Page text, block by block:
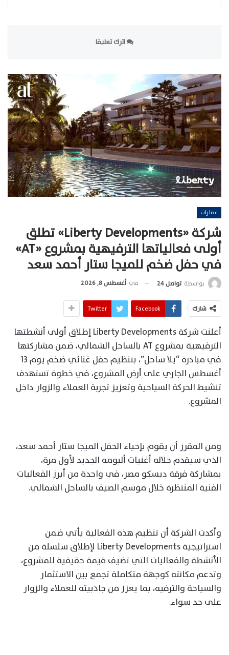
اترك تعليقا
عقارات
شركة «Liberty Developments» تطلق
أولى فعالياتها الترفيهية بمشروع «AT»
في حفل ضخم للميجا ستار أحمد سعد
بواسطة تواصل 24 في أغسطس 8, 2026
شارك Facebook
Twitter
أعلنت شركة Liberty Developments إطلاق أولى أنشطتها
الترفيهية بمشروع AT بالساحل الشمالي، ضمن مشاركتها
في مبادرة “يلا ساحل”، بتنظيم حفل غنائي ضخم يوم 13
أغسطس الجاري على أرض المشروع، في خطوة تستهدف
تنشيط الحركة السياحية وتعزيز تجربة العملاء والزوار داخل
المشروع.
ومن المقرر أن يقوم بإحياء الحفل الميجا ستار أحمد سعد،
الذي سيقدم خلاله أغنيات ألبومه الجديد لأول مرة،
بمشاركة فرقة ديسكو مصر، في واحدة من أبرز الفعاليات
الفنية المنتظرة خلال موسم الصيف بالساحل الشمالي.
وأكدت الشركة أن تنظيم هذه الفعالية يأتي ضمن
استراتيجية Liberty Developments لإطلاق سلسلة من
الأنشطة والفعاليات التي تضيف قيمة حقيقية للمشروع،
وتدعم مكانته كوجهة متكاملة تجمع بين الاستثمار
والسياحة والترفيه، بما يعزز من جاذبيته للعملاء والزوار
على حد سواء.